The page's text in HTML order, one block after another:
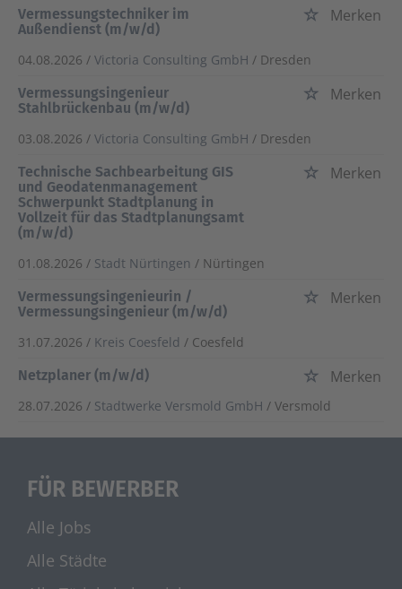
Vermessungstechniker im
Außendienst (m/w/d)
Merken
04.08.2026 / Victoria Consulting GmbH / Dresden
Vermessungsingenieur
Stahlbrückenbau (m/w/d)
Merken
03.08.2026 / Victoria Consulting GmbH / Dresden
Technische Sachbearbeitung GIS
und Geodatenmanagement
Schwerpunkt Stadtplanung in
Vollzeit für das Stadtplanungsamt
(m/w/d)
Merken
01.08.2026 / Stadt Nürtingen / Nürtingen
Vermessungsingenieurin /
Vermessungsingenieur (m/w/d)
Merken
31.07.2026 / Kreis Coesfeld / Coesfeld
Netzplaner (m/w/d)
Merken
28.07.2026 / Stadtwerke Versmold GmbH / Versmold
FÜR BEWERBER
Alle Jobs
Alle Städte